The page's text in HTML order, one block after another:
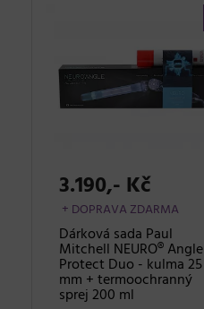
3.190,- Kč
+ DOPRAVA ZDARMA
Dárková sada Paul
Mitchell NEURO® Angle
Protect Duo - kulma 25
mm + termoochranný
sprej 200 ml